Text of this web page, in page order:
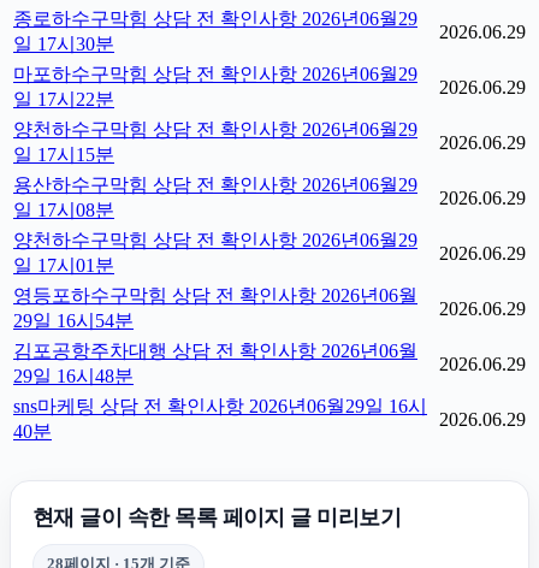
종로하수구막힘 상담 전 확인사항 2026년06월29
일 17시30분
2026.06.29
마포하수구막힘 상담 전 확인사항 2026년06월29
일 17시22분
2026.06.29
양천하수구막힘 상담 전 확인사항 2026년06월29
일 17시15분
2026.06.29
용산하수구막힘 상담 전 확인사항 2026년06월29
일 17시08분
2026.06.29
양천하수구막힘 상담 전 확인사항 2026년06월29
일 17시01분
2026.06.29
영등포하수구막힘 상담 전 확인사항 2026년06월
29일 16시54분
2026.06.29
김포공항주차대행 상담 전 확인사항 2026년06월
29일 16시48분
2026.06.29
sns마케팅 상담 전 확인사항 2026년06월29일 16시
40분
2026.06.29
현재 글이 속한 목록 페이지 글 미리보기
28페이지 · 15개 기준